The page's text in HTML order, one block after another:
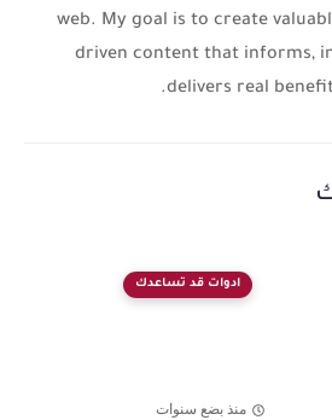
web. My goal is to create
driven content that informs,
delivers real
ادوات قد تساعدك
منذ بضع سنوات